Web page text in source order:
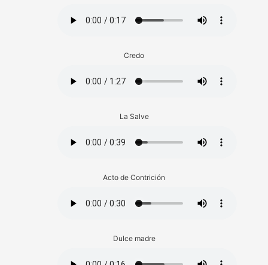
Credo
La Salve
Acto de Contrición
Dulce madre